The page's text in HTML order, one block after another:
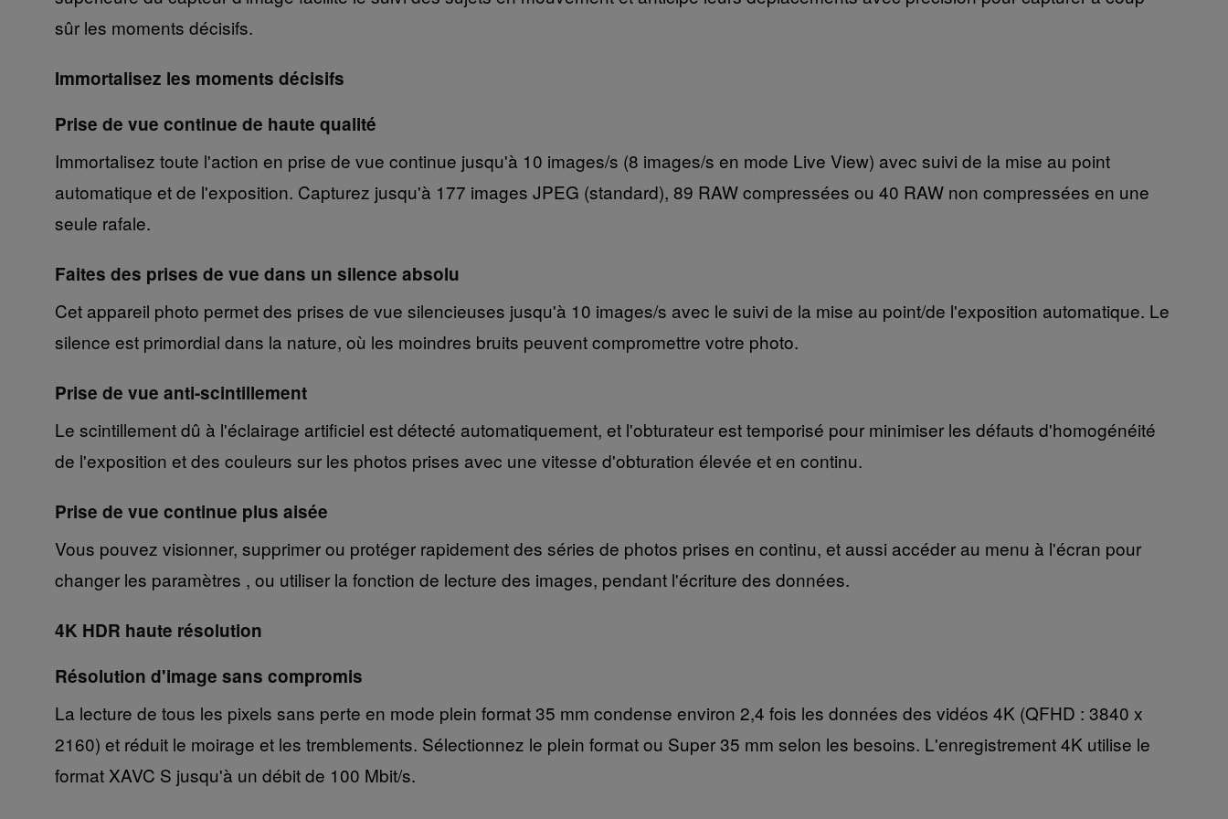
sûr les moments décisifs.
Immortalisez les moments décisifs
Prise de vue continue de haute qualité
Immortalisez toute l'action en prise de vue continue jusqu'à 10 images/s (8 images/s en mode Live View) avec suivi de la mise au point
automatique et de l'exposition. Capturez jusqu'à 177 images JPEG (standard), 89 RAW compressées ou 40 RAW non compressées en une
seule rafale.
Faites des prises de vue dans un silence absolu
Cet appareil photo permet des prises de vue silencieuses jusqu'à 10 images/s avec le suivi de la mise au point/de l'exposition automatique. Le
silence est primordial dans la nature, où les moindres bruits peuvent compromettre votre photo.
Prise de vue anti-scintillement
Le scintillement dû à l'éclairage artificiel est détecté automatiquement, et l'obturateur est temporisé pour minimiser les défauts d'homogénéité
de l'exposition et des couleurs sur les photos prises avec une vitesse d'obturation élevée et en continu.
Prise de vue continue plus aisée
Vous pouvez visionner, supprimer ou protéger rapidement des séries de photos prises en continu, et aussi accéder au menu à l'écran pour
changer les paramètres , ou utiliser la fonction de lecture des images, pendant l'écriture des données.
4K HDR haute résolution
Résolution d'image sans compromis
La lecture de tous les pixels sans perte en mode plein format 35 mm condense environ 2,4 fois les données des vidéos 4K (QFHD : 3840 x
2160) et réduit le moirage et les tremblements. Sélectionnez le plein format ou Super 35 mm selon les besoins. L'enregistrement 4K utilise le
format XAVC S jusqu'à un débit de 100 Mbit/s.